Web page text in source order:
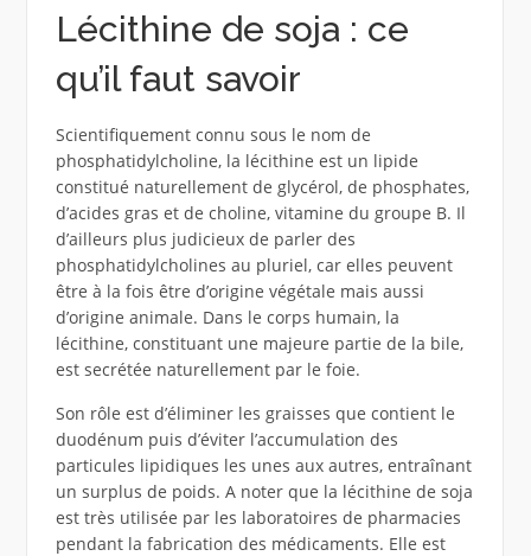
Lécithine de soja : ce
qu’il faut savoir
Scientifiquement connu sous le nom de
phosphatidylcholine, la lécithine est un lipide
constitué naturellement de glycérol, de phosphates,
d’acides gras et de choline, vitamine du groupe B. Il
d’ailleurs plus judicieux de parler des
phosphatidylcholines au pluriel, car elles peuvent
être à la fois être d’origine végétale mais aussi
d’origine animale. Dans le corps humain, la
lécithine, constituant une majeure partie de la bile,
est secrétée naturellement par le foie.
Son rôle est d’éliminer les graisses que contient le
duodénum puis d’éviter l’accumulation des
particules lipidiques les unes aux autres, entraînant
un surplus de poids. A noter que la lécithine de soja
est très utilisée par les laboratoires de pharmacies
pendant la fabrication des médicaments. Elle est